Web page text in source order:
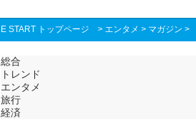
E START トップページ > エンタメ > マガジン >
総合
トレンド
エンタメ
旅行
経済